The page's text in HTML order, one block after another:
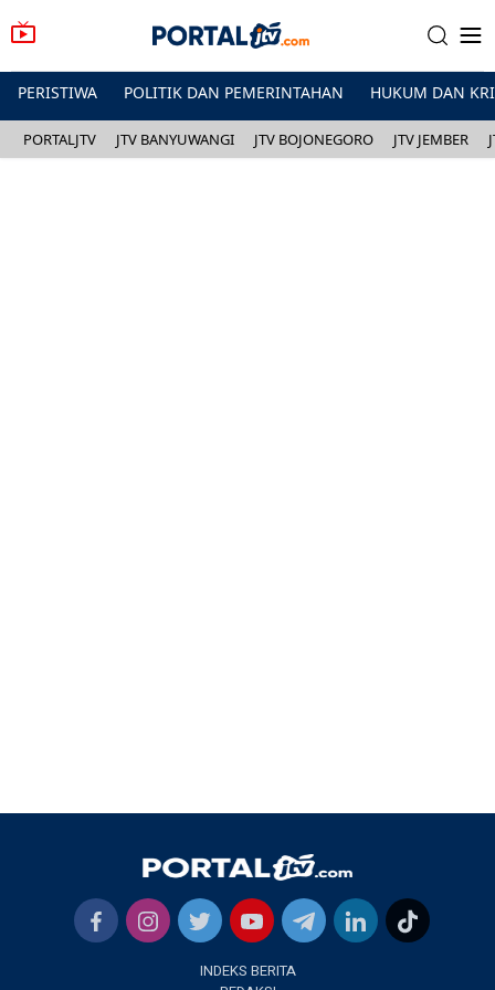
PERISTIWA POLITIK DAN PEMERINTAHAN HUKUM DAN
PORTALJTV JTV BANYUWANGI JTV BOJONEGORO JTV JEMBER
INDEKS BERITA